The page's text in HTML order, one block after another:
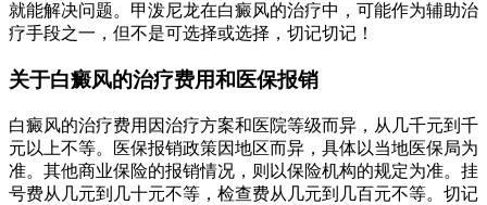
就能解决问题。甲泼尼龙在白癜风的治疗中，可能作为辅助治
疗手段之一，但不是可选择或选择，切记切记！
关于白癜风的治疗费用和医保报销
白癜风的治疗费用因治疗方案和医院等级而异，从几千元到千
元以上不等。医保报销政策因地区而异，具体以当地医保局为
准。其他商业保险的报销情况，则以保险机构的规定为准。挂
号费从几元到几十元不等，检查费从几元到几百元不等。切记